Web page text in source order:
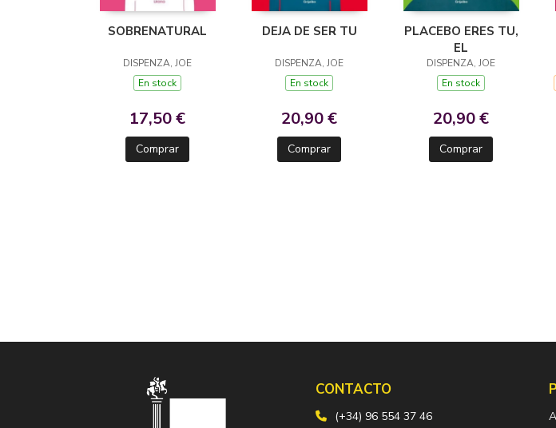
SOBRENATURAL
DISPENZA, JOE
En stock
17,50 €
Comprar
DEJA DE SER TU
DISPENZA, JOE
En stock
20,90 €
Comprar
PLACEBO ERES TU,
EL
DISPENZA, JOE
En stock
20,90 €
Comprar
CONTACTO
(+34) 96 554 37 46